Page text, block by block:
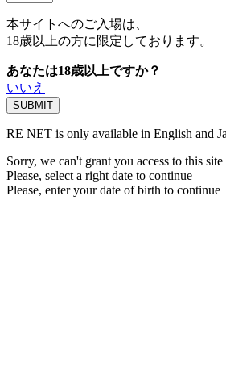
本サイトへのご入場は、
18歳以上の方に限定しております。
あなたは18歳以上ですか？
いいえ
RE NET is only available in English and
Sorry, we can't grant you access to this
Please, select a right date to continue
Please, enter your date of birth to continue